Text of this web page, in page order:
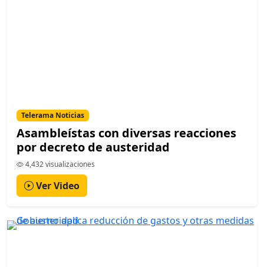
Telerama Noticias
Asambleístas con diversas reacciones
por decreto de austeridad
4,432 visualizaciones
Ver Video